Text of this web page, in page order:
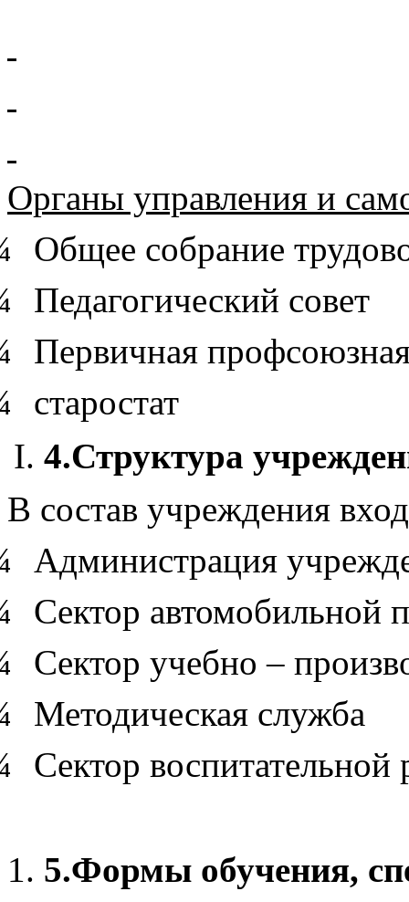
Органы управления и
Общее собрание
Педагогический совет
Первичная
старостат
4.Структура
В состав учреждения
Администрация
Сектор автомобильной
Сектор учебно –
Методическая служба
Сектор воспитательной
5.Формы обучения,